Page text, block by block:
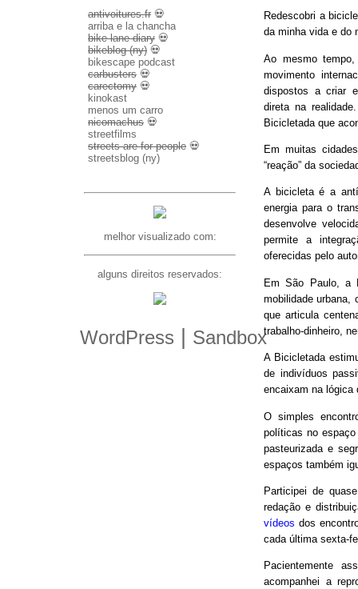
Redescobri a
da minha vida e do
Ao mesmo
movimento
dispostos a criar
direta na
Bicicletada que
Em muitas
“reação” da
A bicicleta é a
energia para o
desenvolve
permite a
oferecidas pelo
Em São Paulo, a
mobilidade urbana,
que articula
trabalho-dinheiro,
A Bicicletada
de indivíduos
encaixam na lógica
O simples
políticas no
pasteurizada e
espaços também
Participei de
redação e
vídeos dos
cada última sexta-
Pacientemente
acompanhei a
antivoitures.fr 💀
arriba e la chancha
bike lane diary 💀
bikeblog (ny) 💀
bikescape podcast
carbusters 💀
carectomy 💀
kinokast
menos um carro
nicomachus 💀
streetfilms
streets are for people 💀
streetsblog (ny)
melhor visualizado com:
alguns direitos reservados:
WordPress Sandbox